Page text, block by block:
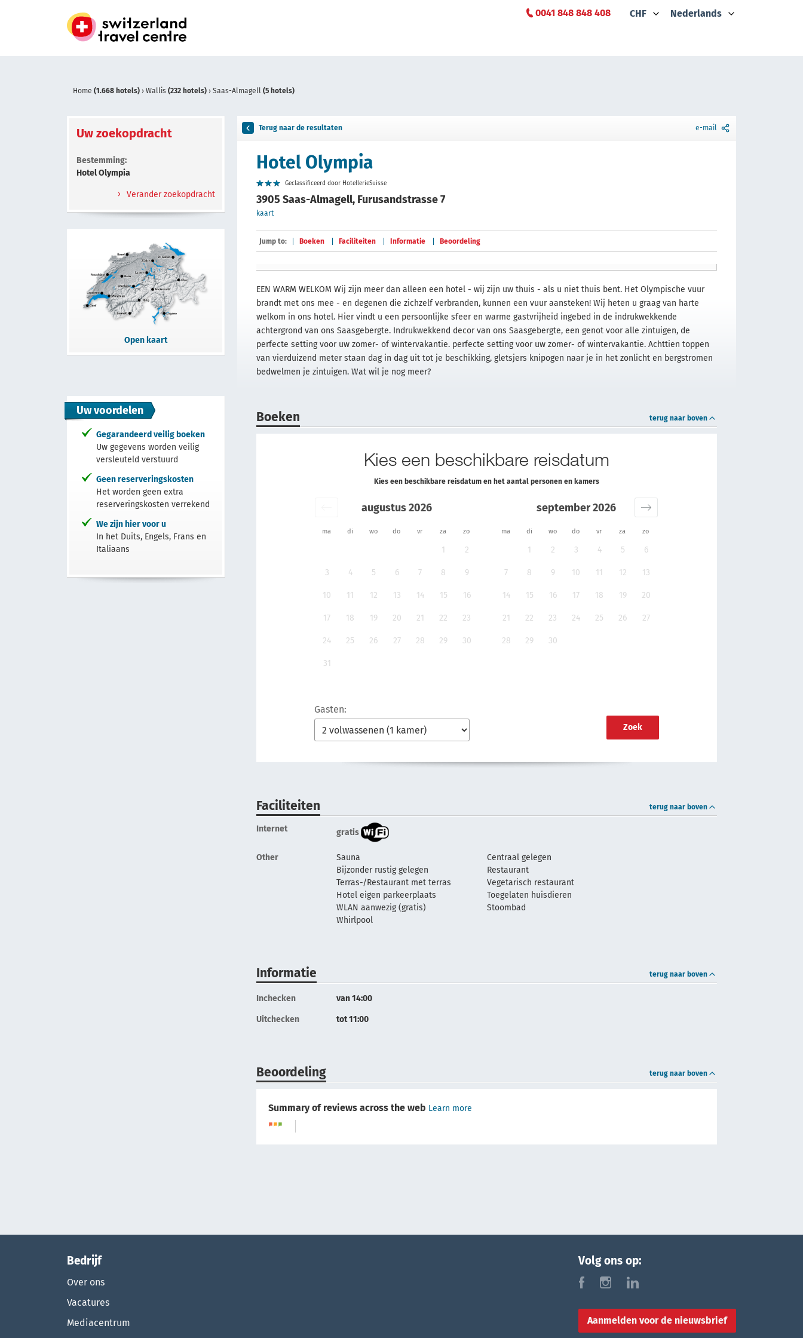
0041 848 848 408 CHF Nederlands
Home (1.668 hotels) › Wallis (232 hotels) › Saas-Almagell (5 hotels)
Uw zoekopdracht
Bestemming:
Hotel Olympia
Verander zoekopdracht
Open kaart
Uw voordelen
Gegarandeerd veilig boeken
Uw gegevens worden veilig
versleuteld verstuurd
Geen reserveringskosten
Het worden geen extra
reserveringskosten verrekend
We zijn hier voor u
In het Duits, Engels, Frans en
Italiaans
Terug naar de resultaten e-mail
Hotel Olympia
Geclassificeerd door HotellerieSuisse
3905 Saas-Almagell, Furusandstrasse 7
kaart
Jump to: Boeken Faciliteiten Informatie Beoordeling
EEN WARM WELKOM Wij zijn meer dan alleen een hotel - wij zijn uw thuis - als u niet thuis bent. Het Olympische vuur
brandt met ons mee - en degenen die zichzelf verbranden, kunnen een vuur aansteken! Wij heten u graag van harte
welkom in ons hotel. Hier vindt u een persoonlijke sfeer en warme gastvrijheid ingebed in de indrukwekkende
achtergrond van ons Saasgebergte. Indrukwekkend decor van ons Saasgebergte, een genot voor alle zintuigen, de
perfecte setting voor uw zomer- of wintervakantie. perfecte setting voor uw zomer- of wintervakantie. Achttien toppen
van vierduizend meter staan dag in dag uit tot je beschikking, gletsjers knipogen naar je in het zonlicht en bergstromen
bedwelmen je zintuigen. Wat wil je nog meer?
Boeken terug naar boven
Kies een beschikbare reisdatum
Kies een beschikbare reisdatum en het aantal personen en kamers
ma di wo do vr za zo ma di wo do vr za zo
augustus 2026
1 2
3 4 5 6 7 8 9
10 11 12 13 14 15 16
17 18 19 20 21 22 23
24 25 26 27 28 29 30
31
september 2026
1 2 3 4 5 6
7 8 9 10 11 12 13
14 15 16 17 18 19 20
21 22 23 24 25 26 27
28 29 30
Gasten:
Zoek
Faciliteiten terug naar boven
Internet gratis
Other Sauna
Centraal gelegen
Bijzonder rustig gelegen
Restaurant
Terras-/Restaurant met terras
Vegetarisch restaurant
Hotel eigen parkeerplaats
Toegelaten huisdieren
WLAN aanwezig (gratis)
Stoombad
Whirlpool
Informatie terug naar boven
Inchecken van 14:00
Uitchecken tot 11:00
Beoordeling terug naar boven
Summary of reviews across the web Learn more
Bedrijf
Over ons
Vacatures
Mediacentrum
Volg ons op:
f i l
Aanmelden voor de nieuwsbrief